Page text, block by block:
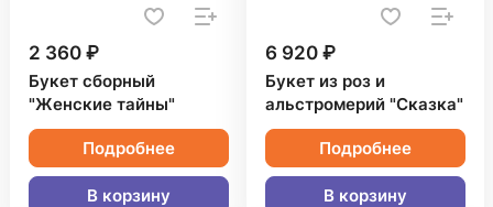
2 360 ₽
Букет сборный
"Женские тайны"
Подробнее
В корзину
6 920 ₽
Букет из роз и
альстромерий "Сказка"
Подробнее
В корзину